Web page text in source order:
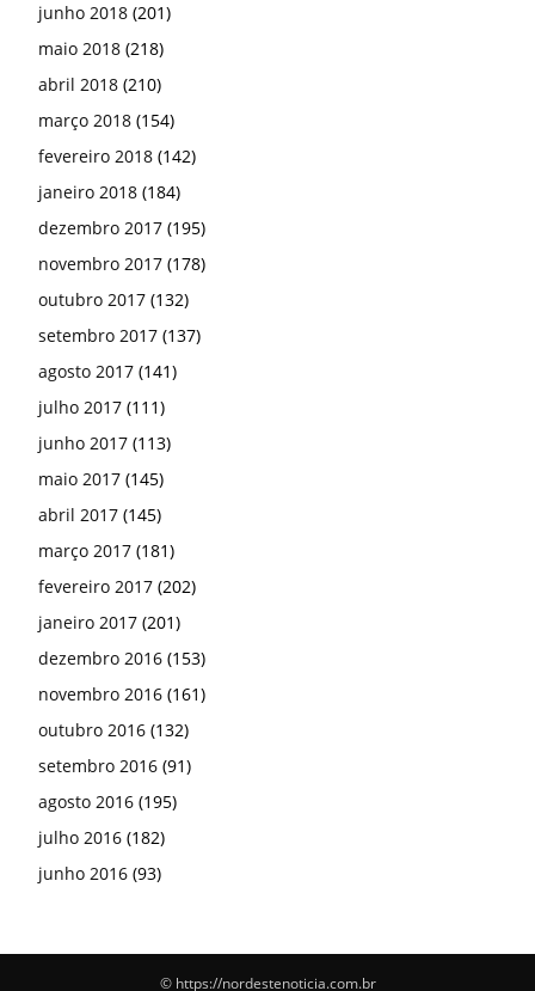
junho 2018 (201)
maio 2018 (218)
abril 2018 (210)
março 2018 (154)
fevereiro 2018 (142)
janeiro 2018 (184)
dezembro 2017 (195)
novembro 2017 (178)
outubro 2017 (132)
setembro 2017 (137)
agosto 2017 (141)
julho 2017 (111)
junho 2017 (113)
maio 2017 (145)
abril 2017 (145)
março 2017 (181)
fevereiro 2017 (202)
janeiro 2017 (201)
dezembro 2016 (153)
novembro 2016 (161)
outubro 2016 (132)
setembro 2016 (91)
agosto 2016 (195)
julho 2016 (182)
junho 2016 (93)
© https://nordestenoticia.com.br